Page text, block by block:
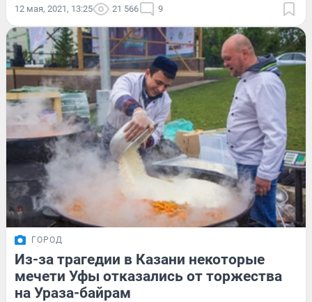
12 мая, 2021, 13:25 21 566 9
ГОРОД
Из-за трагедии в Казани некоторые
мечети Уфы отказались от торжества
на Ураза-байрам